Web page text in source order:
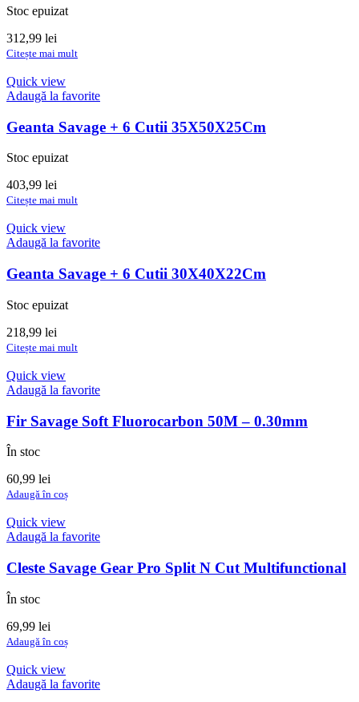
Stoc epuizat
312,99 lei
Citește mai mult
Quick view
Adaugă la favorite
Geanta Savage + 6 Cutii 35X50X25Cm
Stoc epuizat
403,99 lei
Citește mai mult
Quick view
Adaugă la favorite
Geanta Savage + 6 Cutii 30X40X22Cm
Stoc epuizat
218,99 lei
Citește mai mult
Quick view
Adaugă la favorite
Fir Savage Soft Fluorocarbon 50M – 0.30mm
În stoc
60,99 lei
Adaugă în coș
Quick view
Adaugă la favorite
Cleste Savage Gear Pro Split N Cut Multifunctional
În stoc
69,99 lei
Adaugă în coș
Quick view
Adaugă la favorite